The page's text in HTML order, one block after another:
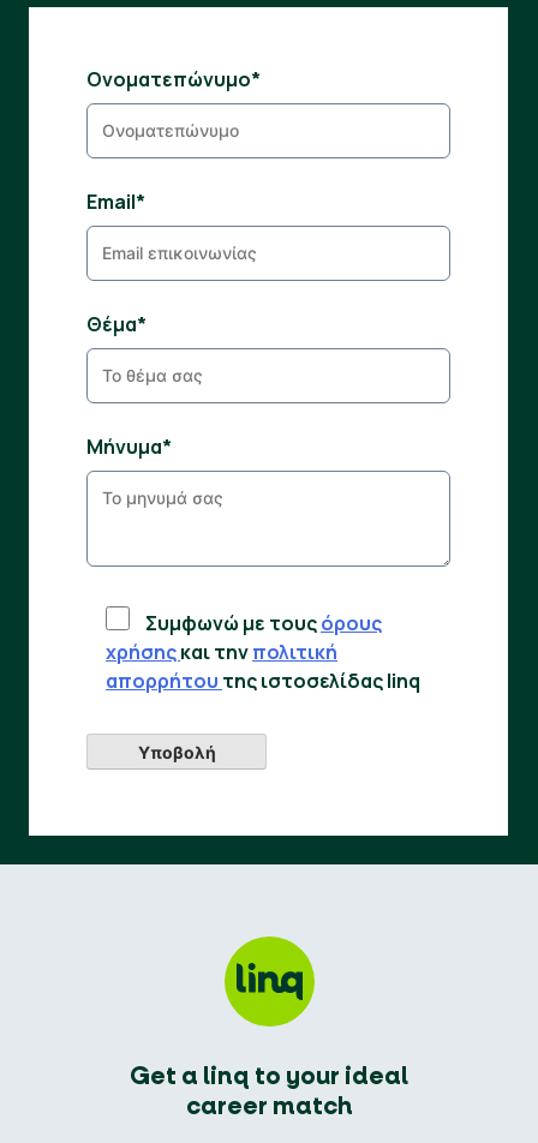
Ονοματεπώνυμο*
Email*
Θέμα*
Μήνυμα*
Συμφωνώ με τουςόρους
χρήσηςκαι τηνπολιτική
απορρήτου της ιστοσελίδας linq
Get a linq to your ideal
career match